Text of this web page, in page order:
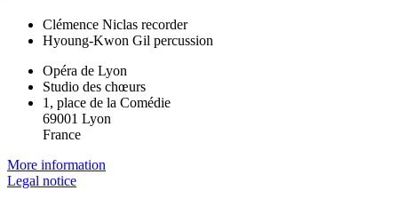
Clémence Niclas recorder
Hyoung-Kwon Gil percussion
Opéra de Lyon
Studio des chœurs
1, place de la Comédie
69001 Lyon
France
More information
Legal notice